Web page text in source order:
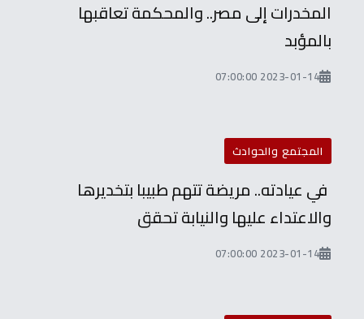
المخدرات إلى مصر.. والمحكمة تعاقبها
بالمؤبد
2023-01-14 07:00:00
المجتمع والحوادث
في عيادته.. مريضة تتهم طبيبا بتخديرها
والاعتداء عليها والنيابة تحقق
2023-01-14 07:00:00